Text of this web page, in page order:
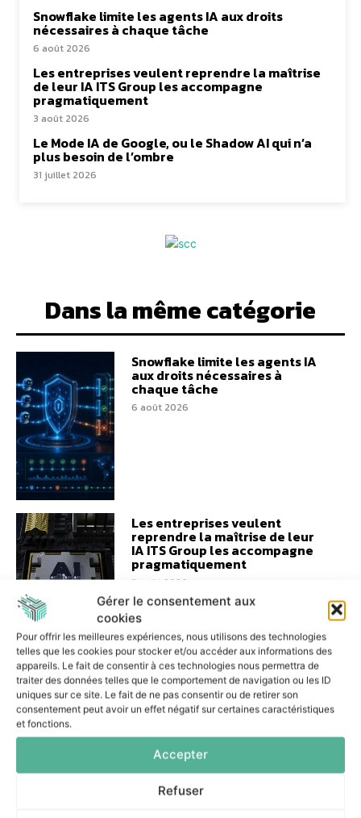
Gérer le consentement aux
cookies
Pour offrir les meilleures expériences, nous utilisons des technologies
telles que les cookies pour stocker et/ou accéder aux informations des
appareils. Le fait de consentir à ces technologies nous permettra de
traiter des données telles que le comportement de navigation ou les ID
uniques sur ce site. Le fait de ne pas consentir ou de retirer son
consentement peut avoir un effet négatif sur certaines caractéristiques
et fonctions.
Accepter
Refuser
Snowflake limite les agents IA aux droits
nécessaires à chaque tâche
6 août 2026
Les entreprises veulent reprendre la maîtrise
de leur IA ITS Group les accompagne
pragmatiquement
3 août 2026
Le Mode IA de Google, ou le Shadow AI qui n’a
plus besoin de l’ombre
31 juillet 2026
Dans la même catégorie
Snowflake limite les agents IA
aux droits nécessaires à
chaque tâche
6 août 2026
Les entreprises veulent
reprendre la maîtrise de leur
IA ITS Group les accompagne
pragmatiquement
3 août 2026
L’IA au service du
manufacturing : l’approche
agnostique de delaware